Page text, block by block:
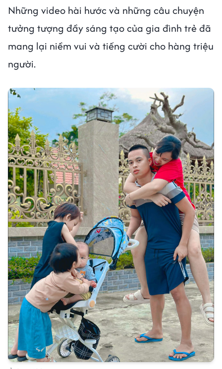
Những video hài hước và những câu chuyện
tưởng tượng đầy sáng tạo của gia đình trẻ đã
mang lại niềm vui và tiếng cười cho hàng triệu
người.